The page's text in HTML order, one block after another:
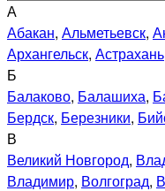
А
Абакан, Альметьевск,
Архангельск, Астрахань
Б
Балаково, Балашиха,
Бердск, Березники,
В
Великий Новгород,
Владимир, Волгоград,